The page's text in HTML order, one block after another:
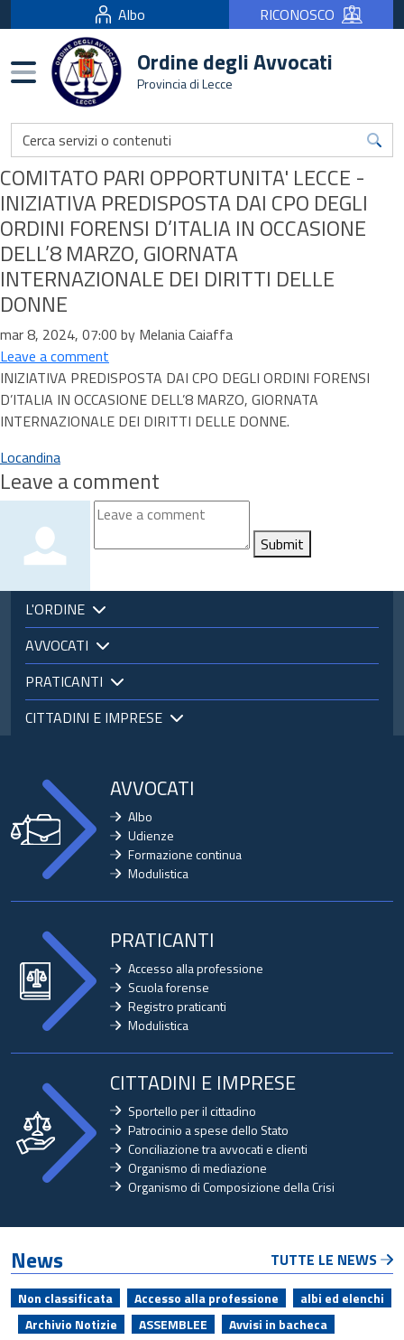
Albo RICONOSCO
Burger menu Ordine degli Avvocati
Provincia di Lecce
COMITATO PARI OPPORTUNITA' LECCE -
INIZIATIVA PREDISPOSTA DAI CPO DEGLI
ORDINI FORENSI D’ITALIA IN OCCASIONE
DELL’8 MARZO, GIORNATA
INTERNAZIONALE DEI DIRITTI DELLE
DONNE
mar 8, 2024, 07:00 by Melania Caiaffa
Leave a comment
INIZIATIVA PREDISPOSTA DAI CPO DEGLI ORDINI FORENSI
D’ITALIA IN OCCASIONE DELL’8 MARZO, GIORNATA
INTERNAZIONALE DEI DIRITTI DELLE DONNE.
Locandina
Leave a comment
Submit
L'ORDINE
AVVOCATI
PRATICANTI
CITTADINI E IMPRESE
AVVOCATI
Albo
Udienze
Formazione continua
Modulistica
PRATICANTI
Accesso alla professione
Scuola forense
Registro praticanti
Modulistica
CITTADINI E IMPRESE
Sportello per il cittadino
Patrocinio a spese dello Stato
Conciliazione tra avvocati e clienti
Organismo di mediazione
Organismo di Composizione della Crisi
News TUTTE LE NEWS
Non classificata Accesso alla professione
albi ed elenchi
Archivio Notizie
ASSEMBLEE
Avvisi in bacheca